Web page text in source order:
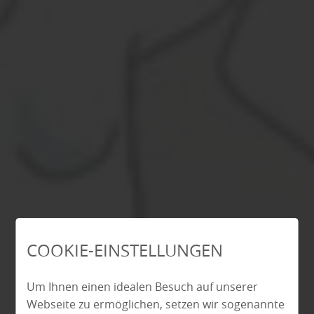
COOKIE-EINSTELLUNGEN
Um Ihnen einen idealen Besuch auf unserer
Webseite zu ermöglichen, setzen wir sogenannte